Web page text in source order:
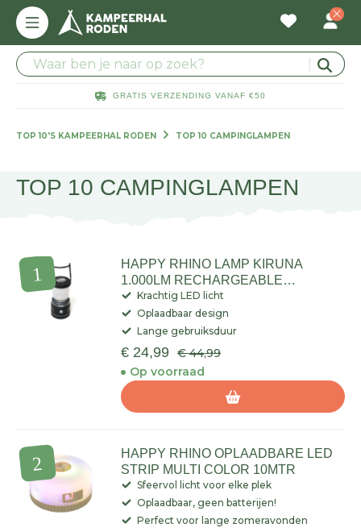
GRATIS VERZENDING VANAF €50
TOP 10'S KAMPEERHAL RODEN TOP 10 CAMPINGLAMPEN
TOP 10 CAMPINGLAMPEN
hebben wij een top 10 samengesteld met daarin onze beste
campinglampen, geselecteerd om aan al je behoeften te voldoen.
Bekijk snel de pagina hieronder om de perfecte campinglamp te
vinden die je kampeerervaring naar een hoger niveau tilt!
HAPPY RHINO LAMP KIRUNA
1.000LM RECHARGEABLE
GREY/BLACK
Krachtig LED licht
Oplaadbaar design
Lange gebruiksduur
€ 24,99 € 44,99
Op voorraad
HAPPY RHINO OPLAADBARE LED
STRIP MULTI COLOR 10MTR
Sfeervol licht voor elke plek
Oplaadbaar, geen batterijen!
Perfect voor lange zomeravonden